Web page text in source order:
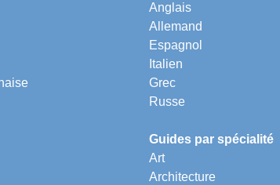
Anglais
Allemand
Espagnol
Italien
Grec
Russe
Guides par spécialité
Art
Architecture